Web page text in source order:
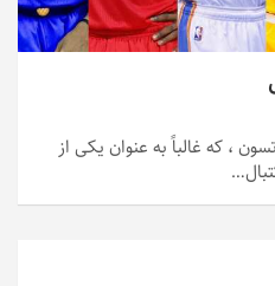
، که غالباً به عنوان یکی از